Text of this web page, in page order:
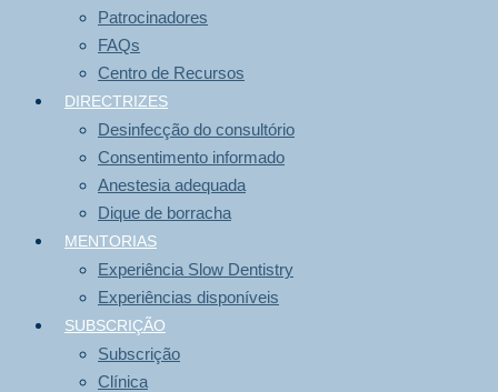
Patrocinadores
FAQs
Centro de Recursos
DIRECTRIZES
Desinfecção do consultório
Consentimento informado
Anestesia adequada
Dique de borracha
MENTORIAS
Experiência Slow Dentistry
Experiências disponíveis
SUBSCRIÇÃO
Subscrição
Clínica